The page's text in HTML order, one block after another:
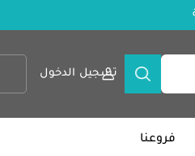
تسجيل الدخول
فروعنا